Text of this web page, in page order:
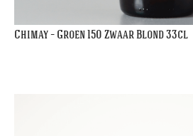
Chimay – Groen 150 Zwaar Blond 33cl